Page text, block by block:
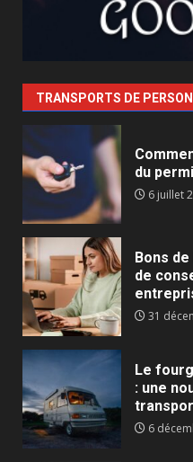
TRANSPORTS DE
du
6 juillet
Bons
de
31
Le
: une
6